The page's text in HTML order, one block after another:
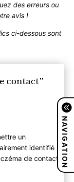
des erreurs ou
avis !
ci-dessous sont
contact”
un
identifié
de contact NAVIGATION